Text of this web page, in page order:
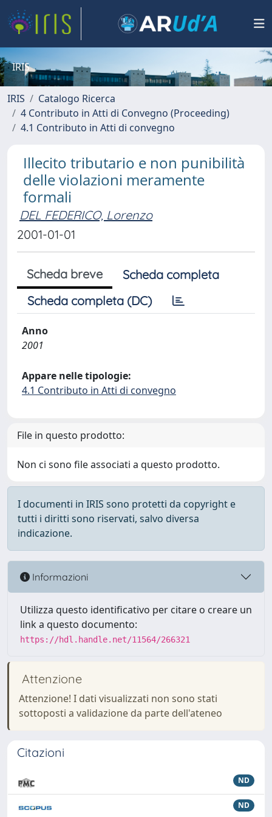
IRIS
IRIS
Catalogo Ricerca
4 Contributo in Atti di Convegno (Proceeding)
4.1 Contributo in Atti di convegno
Illecito tributario e non punibilità
delle violazioni meramente
formali
DEL FEDERICO, Lorenzo
2001-01-01
Scheda breve
Scheda completa
Scheda completa (DC)
Anno
2001
Appare nelle tipologie:
4.1 Contributo in Atti di convegno
File in questo prodotto:
Non ci sono file associati a questo prodotto.
I documenti in IRIS sono protetti da copyright e
tutti i diritti sono riservati, salvo diversa
indicazione.
Informazioni
Utilizza questo identificativo per citare o creare un
link a questo documento:
https://hdl.handle.net/11564/266321
Attenzione
Attenzione! I dati visualizzati non sono stati
sottoposti a validazione da parte dell'ateneo
Citazioni
ND
ND